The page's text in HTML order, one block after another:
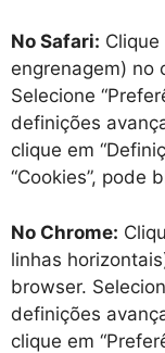
No Safari:
engrenagem) no
Selecione
definições
clique em
“Cookies”, pode
No Chrome:
linhas
browser.
definições
clique em